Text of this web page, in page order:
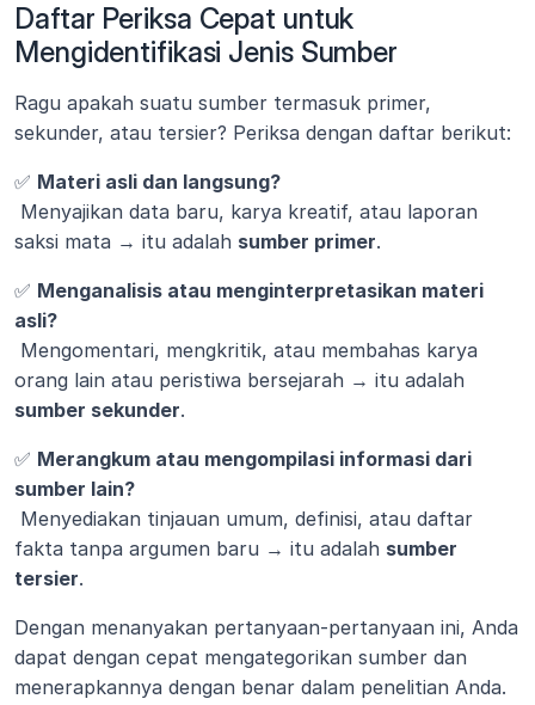
Daftar Periksa Cepat untuk
Mengidentifikasi Jenis Sumber
Ragu apakah suatu sumber termasuk primer,
sekunder, atau tersier? Periksa dengan daftar berikut:
✅ Materi asli dan langsung?
saksi mata → itu adalah sumber primer.
✅ Menganalisis atau menginterpretasikan materi
asli?
sumber sekunder.
✅ Merangkum atau mengompilasi informasi dari
sumber lain?
fakta tanpa argumen baru → itu adalah sumber
tersier.
Dengan menanyakan pertanyaan-pertanyaan ini, Anda
dapat dengan cepat mengategorikan sumber dan
menerapkannya dengan benar dalam penelitian Anda.